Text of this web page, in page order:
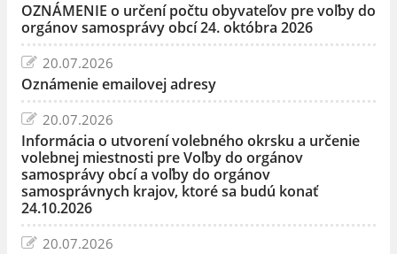
OZNÁMENIE o určení počtu obyvateľov pre voľby do
orgánov samosprávy obcí 24. októbra 2026
20.07.2026
Oznámenie emailovej adresy
20.07.2026
Informácia o utvorení volebného okrsku a určenie
volebnej miestnosti pre Voľby do orgánov
samosprávy obcí a voľby do orgánov
samosprávnych krajov, ktoré sa budú konať
24.10.2026
20.07.2026